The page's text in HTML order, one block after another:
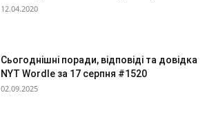
12.04.2020
Сьогоднішні поради, відповіді та довідка
NYT Wordle за 17 серпня #1520
02.09.2025